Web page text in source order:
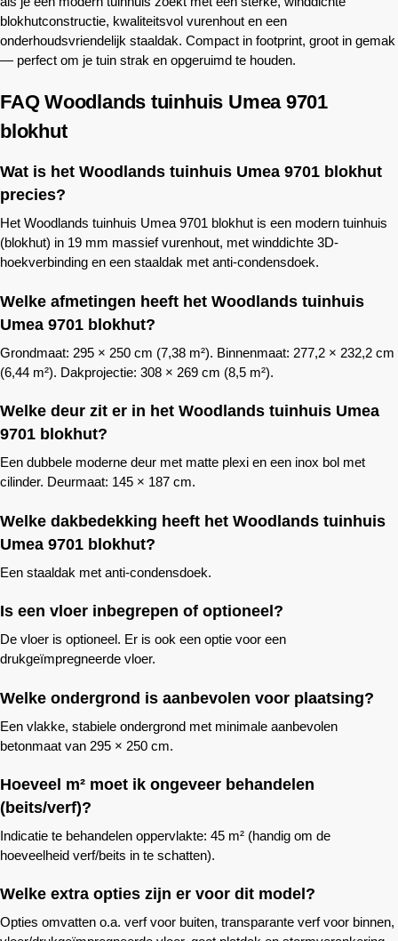
blokhutconstructie, kwaliteitsvol vurenhout en een
onderhoudsvriendelijk staaldak. Compact in footprint, groot in gemak
— perfect om je tuin strak en opgeruimd te houden.
FAQWoodlands tuinhuis Umea 9701
blokhut
Wat is het Woodlands tuinhuis Umea 9701 blokhut
precies?
Het Woodlands tuinhuis Umea 9701 blokhut is een modern tuinhuis
(blokhut) in 19 mm massief vurenhout, met winddichte 3D-
hoekverbinding en een staaldak met anti-condensdoek.
Welke afmetingen heeft het Woodlands tuinhuis
Umea 9701 blokhut?
Grondmaat: 295 × 250 cm (7,38 m²). Binnenmaat: 277,2 × 232,2 cm
(6,44 m²). Dakprojectie: 308 × 269 cm (8,5 m²).
Welke deur zit er in het Woodlands tuinhuis Umea
9701 blokhut?
Een dubbele moderne deur met matte plexi en een inox bol met
cilinder. Deurmaat: 145 × 187 cm.
Welke dakbedekking heeft het Woodlands tuinhuis
Umea 9701 blokhut?
Een staaldak met anti-condensdoek.
Is een vloer inbegrepen of optioneel?
De vloer is optioneel. Er is ook een optie voor een
drukgeïmpregneerde vloer.
Welke ondergrond is aanbevolen voor plaatsing?
Een vlakke, stabiele ondergrond met minimale aanbevolen
betonmaat van 295 × 250 cm.
Hoeveel m² moet ik ongeveer behandelen
(beits/verf)?
Indicatie te behandelen oppervlakte: 45 m² (handig om de
hoeveelheid verf/beits in te schatten).
Welke extra opties zijn er voor dit model?
Opties omvatten o.a. verf voor buiten, transparante verf voor binnen,